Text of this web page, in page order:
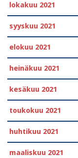
lokakuu 2021
syyskuu 2021
elokuu 2021
heinäkuu 2021
kesäkuu 2021
toukokuu 2021
huhtikuu 2021
maaliskuu 2021